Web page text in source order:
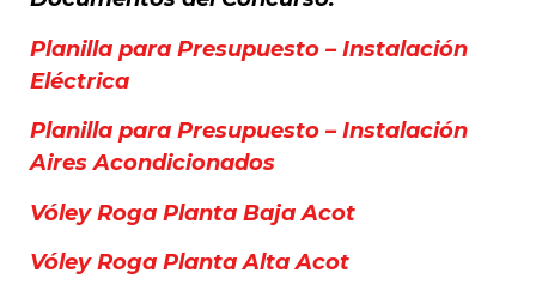
Planilla para Presupuesto – Instalación
Eléctrica
Planilla para Presupuesto – Instalación
Aires Acondicionados
Vóley Roga Planta Baja Acot
Vóley Roga Planta Alta Acot